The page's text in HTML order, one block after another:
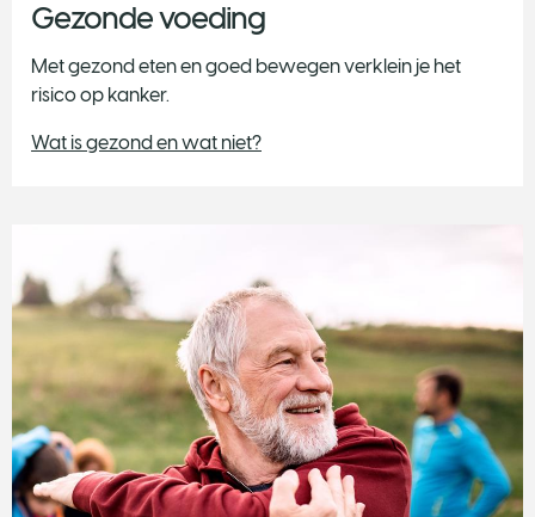
Gezonde voeding
Met gezond eten en goed bewegen verklein je het
risico op kanker.
Wat is gezond en wat niet?